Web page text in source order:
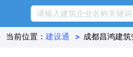
当前位置： 建设通 > 成都昌鸿建